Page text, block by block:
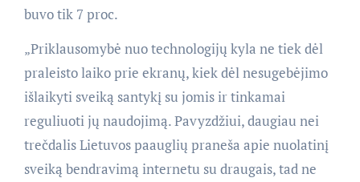
buvo tik 7 proc.
„Priklausomybė nuo technologijų kyla ne tiek dėl
praleisto laiko prie ekranų, kiek dėl nesugebėjimo
išlaikyti sveiką santykį su jomis ir tinkamai
reguliuoti jų naudojimą. Pavyzdžiui, daugiau nei
trečdalis Lietuvos paauglių praneša apie nuolatinį
sveiką bendravimą internetu su draugais, tad ne